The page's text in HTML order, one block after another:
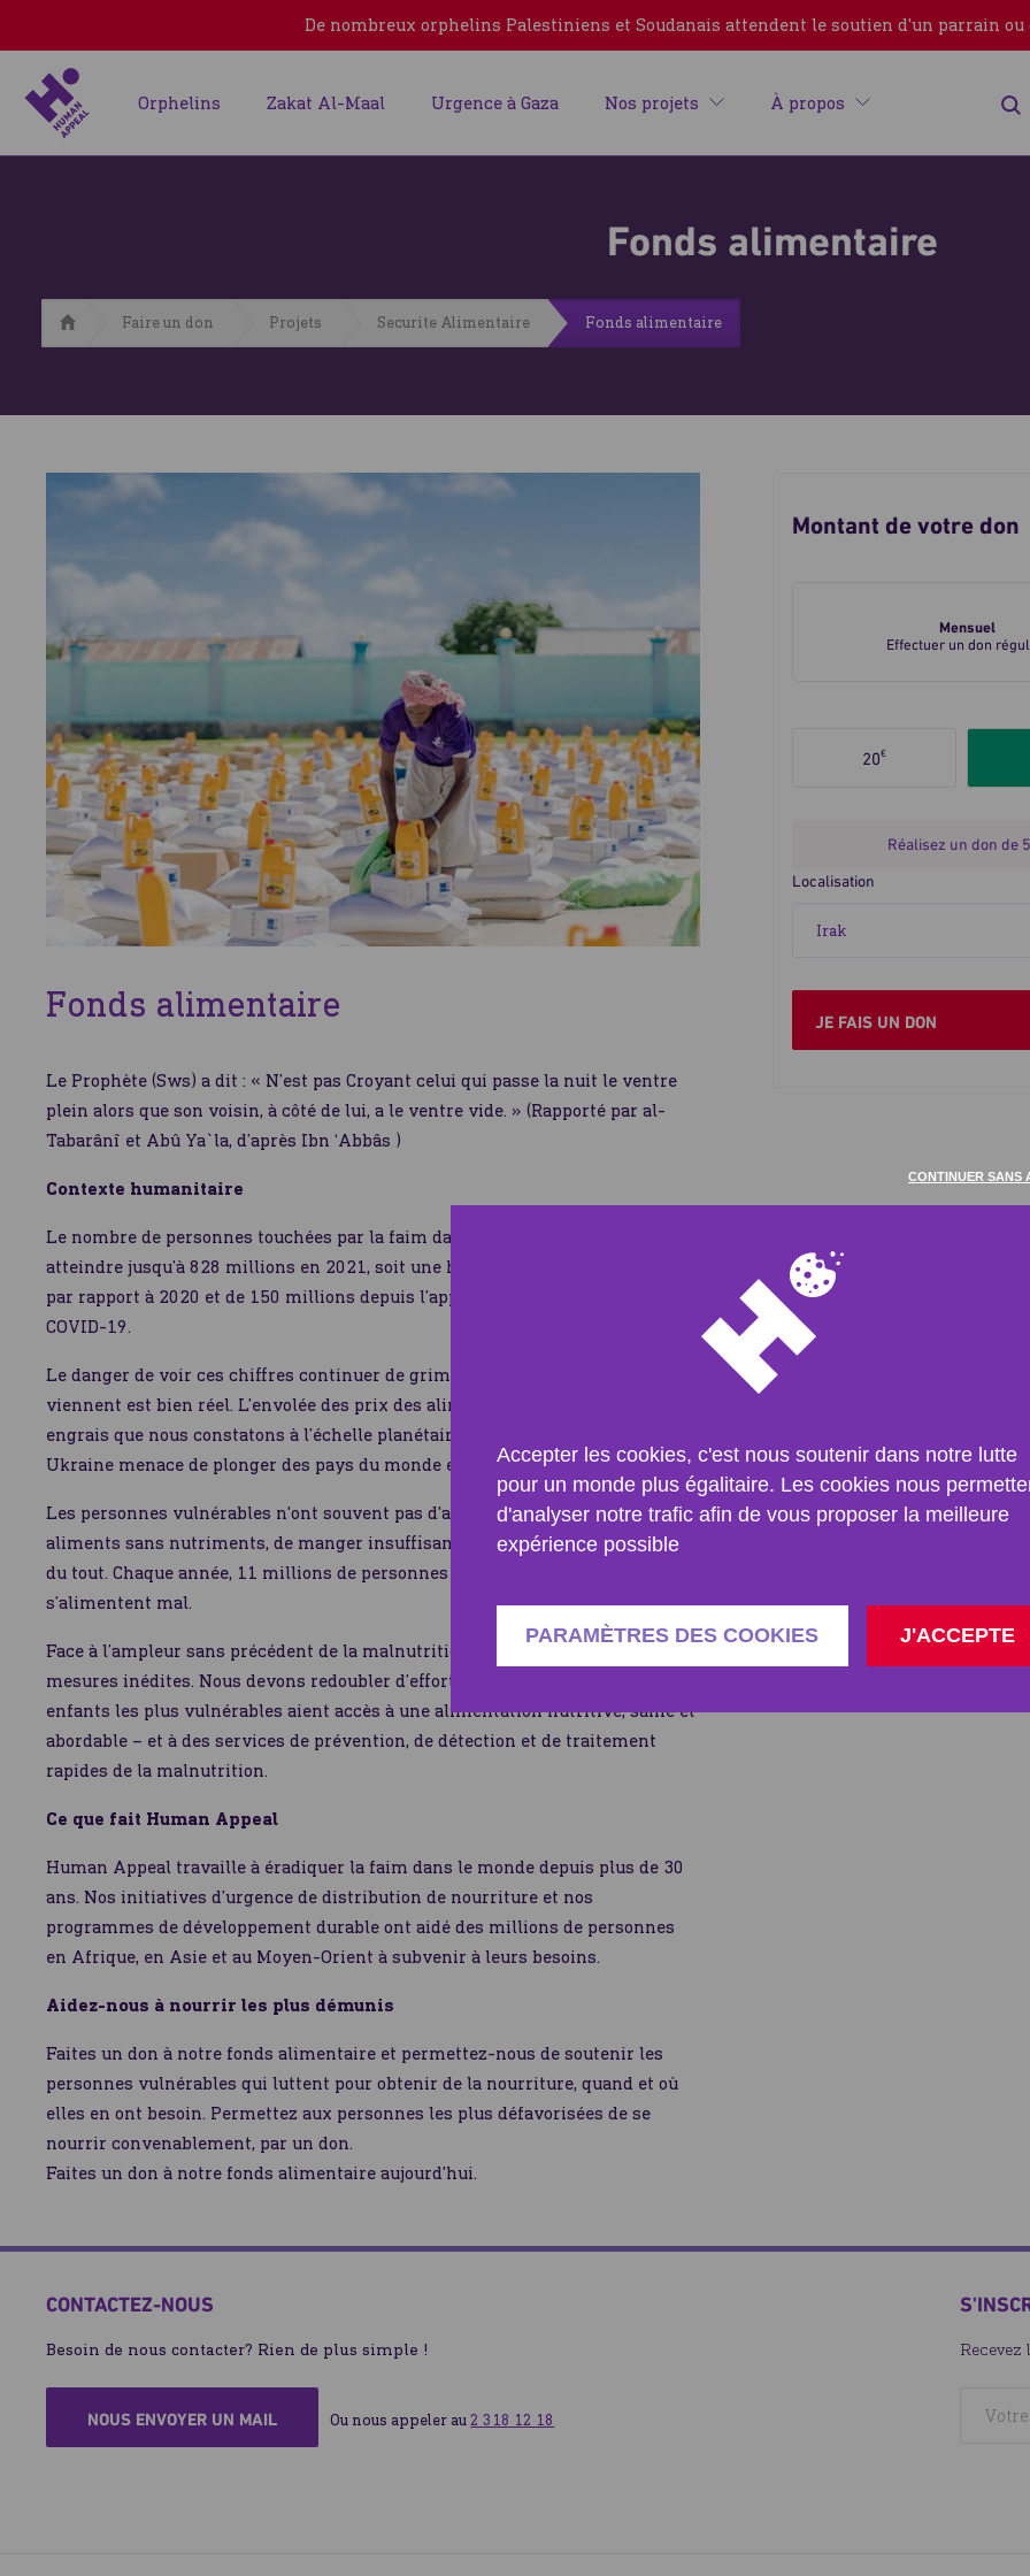
CONTINUER SANS
Accepter les cookies, c'est nous soutenir dans notre lutte
pour un monde plus égalitaire. Les cookies nous
d'analyser notre trafic afin de vous proposer la meilleure
expérience possible
PARAMÈTRES DES COOKIES J'ACCEPTE
De nombreux orphelins Palestiniens et Soudanais attendent le soutien d'un parrain ou
Orphelins Zakat Al-Maal Urgence à Gaza Nos projets À propos
Fonds alimentaire
AccueilFaire un don Projets Securite Alimentaire Fonds alimentaire
Fonds alimentaire
Le Prophète (Sws) a dit : « N’est pas Croyant celui qui passe la nuit le ventre
plein alors que son voisin, à côté de lui, a le ventre vide. » (Rapporté par al-
Tabarânî et Abû Ya`la, d’après Ibn ‘Abbâs )
Contexte humanitaire
Le nombre de personnes touchées par la faim dans le monde a augmenté pour
atteindre jusqu’à 828 millions en 2021, soit une hausse d’environ 46 millions
par rapport à 2020 et de 150 millions depuis l’apparition de la pandémie de
COVID-19.
Le danger de voir ces chiffres continuer de grimper dans les mois qui
viennent est bien réel. L’envolée des prix des aliments, du carburant et des
engrais que nous constatons à l’échelle planétaire à cause de la crise en
Ukraine menace de plonger des pays du monde entier dans la famine.
Les personnes vulnérables n'ont souvent pas d'autre choix que de manger des
aliments sans nutriments, de manger insuffisamment ou de ne pas manger
du tout. Chaque année, 11 millions de personnes meurent parce qu’elles
s’alimentent mal.
Face à l’ampleur sans précédent de la malnutrition, nous devons prendre des
mesures inédites. Nous devons redoubler d’efforts pour faire en sorte que les
enfants les plus vulnérables aient accès à une alimentation nutritive, saine et
abordable – et à des services de prévention, de détection et de traitement
rapides de la malnutrition.
Ce que fait Human Appeal
Human Appeal travaille à éradiquer la faim dans le monde depuis plus de 30
ans. Nos initiatives d’urgence de distribution de nourriture et nos
programmes de développement durable ont aidé des millions de personnes
en Afrique, en Asie et au Moyen-Orient à subvenir à leurs besoins.
Aidez-nous à nourrir les plus démunis
Faites un don à notre fonds alimentaire et permettez-nous de soutenir les
personnes vulnérables qui luttent pour obtenir de la nourriture, quand et où
elles en ont besoin. Permettez aux personnes les plus défavorisées de se
nourrir convenablement, par un don.
Faites un don à notre fonds alimentaire aujourd'hui.
Montant de votre don
Mensuel
Effectuer un don
20€
Réalisez un don de
Localisation
JE FAIS UN DON
Erreur
CONTACTEZ-NOUS
Besoin de nous contacter? Rien de plus simple !
NOUS ENVOYER UN MAIL Ou nous appeler au 2 318 12 18